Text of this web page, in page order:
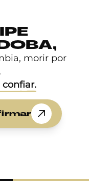
morir por